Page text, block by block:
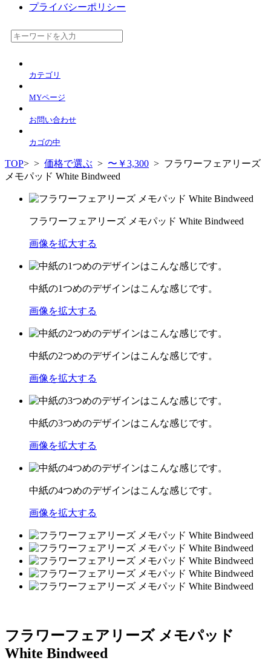
プライバシーポリシー
カテゴリ
MYページ
お問い合わせ
カゴの中
TOP> > 価格で選ぶ > 〜￥3,300 > フラワーフェアリーズ
メモパッド White Bindweed
フラワーフェアリーズ メモパッド White Bindweed
画像を拡大する
中紙の1つめのデザインはこんな感じです。
画像を拡大する
中紙の2つめのデザインはこんな感じです。
画像を拡大する
中紙の3つめのデザインはこんな感じです。
画像を拡大する
中紙の4つめのデザインはこんな感じです。
画像を拡大する
フラワーフェアリーズ メモパッド
White Bindweed